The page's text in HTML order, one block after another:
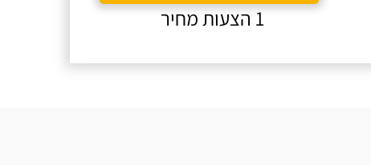
1 הצעות מחיר